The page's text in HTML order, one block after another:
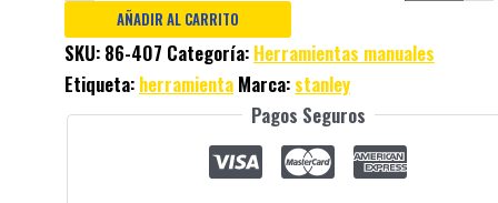
AÑADIR AL CARRITO
SKU: 86-407 Categoría: Herramientas manuales
Etiqueta: herramienta Marca: stanley
Pagos Seguros